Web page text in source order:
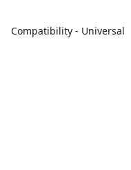
Compatibility - Universal